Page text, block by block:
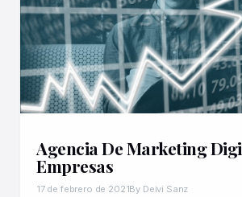
Agencia De Marketing
Empresas
17 de febrero de 2021By Deivi Sanz